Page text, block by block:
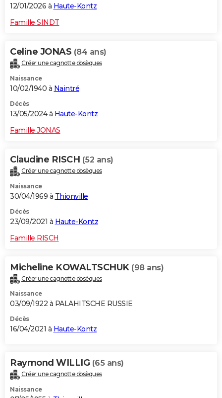
12/01/2026 à Haute-Kontz
Famille SINDT
Celine JONAS (84 ans)
Créer une cagnotte obsèques
Naissance
10/02/1940 à Naintré
Décès
13/05/2024 à Haute-Kontz
Famille JONAS
Claudine RISCH (52 ans)
Créer une cagnotte obsèques
Naissance
30/04/1969 à Thionville
Décès
23/09/2021 à Haute-Kontz
Famille RISCH
Micheline KOWALTSCHUK (98 ans)
Créer une cagnotte obsèques
Naissance
03/09/1922 à PALAHITSCHE RUSSIE
Décès
16/04/2021 à Haute-Kontz
Raymond WILLIG (65 ans)
Créer une cagnotte obsèques
Naissance